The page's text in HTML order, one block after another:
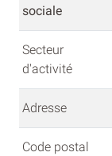
sociale
Secteur
d'activité
Adresse
Code postal